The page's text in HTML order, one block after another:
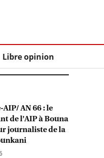
Libre opinion
AN 66 : le
de l’AIP à Bouna
journaliste de la